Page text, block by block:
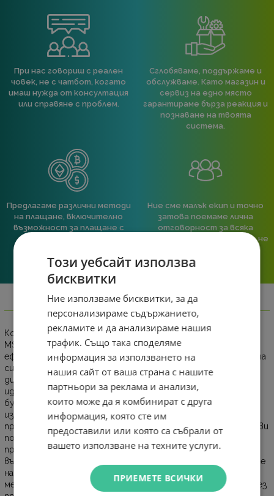
При нас говориш с реален
човек, не с чатбот, когато
имаш нужда от консултация
или справяне с проблем.
Сглобяваме, поддържаме и
обслужваме. Като магазин и
сервиз на едно място
гарантираме бърза реакция и
познаване на твоята
система.
Предлагаме различни методи
на плащане, включително
възможност за плащане с
Ние сме малък екип и точно
затова поемаме лична
отговорност за всяка
поръчка. Ако има проблем – не
решаваме.
Информация
Компактната и надеждна безжична мишка Dell Pro Mouse -
MS300 е създадена за потребители, които ценят
ефективността, комфорта и сигурността в ежедневната
си работа. С радиочестотна 2.4GHz връзка и симетричен
дизайн, подходящ както за лява, така и за дясна ръка, тя е
идеален избор за всяка работна среда. Програмируемият
бутон на скролера ви дава бърз достъп до често
използвани приложения, папки или функции, повишавайки
продуктивността ви с едно кликване. Регулируемият DPI ви
позволява да настройвате чувствителността според
предпочитанията си, а Dell Peripheral Manager ви дава
възможност за персонализиране на бутоните и управление
на устройството с лекота. С живот на батерията до 36
месеца, MS300 е проектирана за дълготрайна употреба без
Този уебсайт използва
бисквитки
Ние използваме бисквитки, за да
персонализираме съдържанието,
рекламите и да анализираме нашия
трафик. Също така споделяме
информация за използването на
нашия сайт от ваша страна с нашите
партньори за реклама и анализи,
които може да я комбинират с друга
информация, която сте им
предоставили или която са събрали от
вашето използване на техните услуги.
ПРИЕМЕТЕ ВСИЧКИ